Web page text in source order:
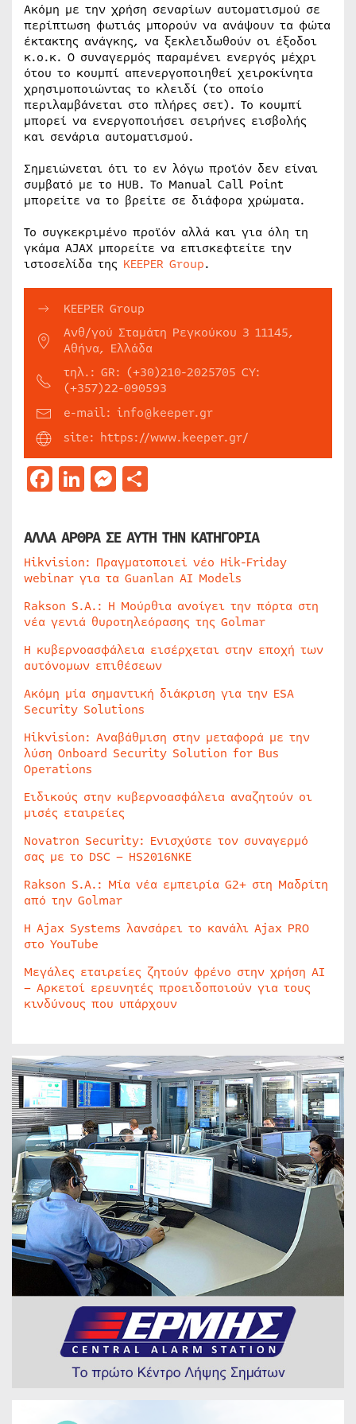
Ακόμη με την χρήση σεναρίων αυτοματισμού σε
περίπτωση φωτιάς μπορούν να ανάψουν τα φώτα
έκτακτης ανάγκης, να ξεκλειδωθούν οι έξοδοι
κ.ο.κ. Ο συναγερμός παραμένει ενεργός μέχρι
ότου το κουμπί απενεργοποιηθεί χειροκίνητα
χρησιμοποιώντας το κλειδί (το οποίο
περιλαμβάνεται στο πλήρες σετ). Το κουμπί
μπορεί να ενεργοποιήσει σειρήνες εισβολής
και σενάρια αυτοματισμού.
Σημειώνεται ότι το εν λόγω προϊόν δεν είναι
συμβατό με το HUB. Το Manual Call Point
μπορείτε να το βρείτε σε διάφορα χρώματα.
Το συγκεκριμένο προϊόν αλλά και για όλη τη
γκάμα AJAX μπορείτε να επισκεφτείτε την
ιστοσελίδα της KEEPER Group.
KEEPER Group
Ανθ/γού Σταμάτη Ρεγκούκου 3 11145,
Αθήνα, Ελλάδα
τηλ.: GR: (+30)210-2025705 CY:
(+357)22-090593
e-mail: info@keeper.gr
site: https://www.keeper.gr/
Facebook
LinkedIn
Messenger
ΑΛΛΑ ΑΡΘΡΑ ΣΕ ΑΥΤΗ ΤΗΝ ΚΑΤΗΓΟΡΙΑ
Hikvision: Πραγματοποιεί νέο Hik-Friday
webinar για τα Guanlan AI Models
Rakson S.A.: Η Μούρθια ανοίγει την πόρτα στη
νέα γενιά θυροτηλεόρασης της Golmar
Η κυβερνοασφάλεια εισέρχεται στην εποχή των
αυτόνομων επιθέσεων
Ακόμη μία σημαντική διάκριση για την ESA
Security Solutions
Hikvision: Αναβάθμιση στην μεταφορά με την
λύση Onboard Security Solution for Bus
Operations
Ειδικούς στην κυβερνοασφάλεια αναζητούν οι
μισές εταιρείες
Novatron Security: Ενισχύστε τον συναγερμό
σας με το DSC – HS2016NKE
Rakson S.A.: Μία νέα εμπειρία G2+ στη Μαδρίτη
από την Golmar
Η Ajax Systems λανσάρει το κανάλι Ajax PRO
στο YouTube
Μεγάλες εταιρείες ζητούν φρένο στην χρήση AI
– Αρκετοί ερευνητές προειδοποιούν για τους
κινδύνους που υπάρχουν